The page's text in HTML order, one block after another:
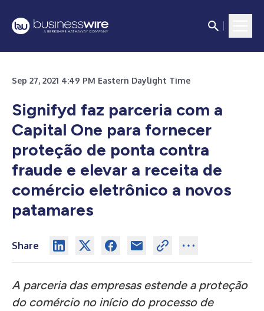
Sep 27, 2021 4:49 PM Eastern Daylight Time
Signifyd faz parceria com a
Capital One para fornecer
proteção de ponta contra
fraude e elevar a receita de
comércio eletrônico a novos
patamares
Share
A parceria das empresas estende a proteção
do comércio no início do processo de